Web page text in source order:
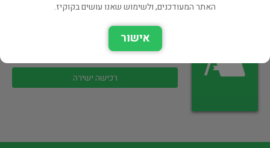
בלשנות ושפות
רכישה ישירה
האתר המעודכנים, ולשימוש שאנו עושים בקוקיז.
אישור